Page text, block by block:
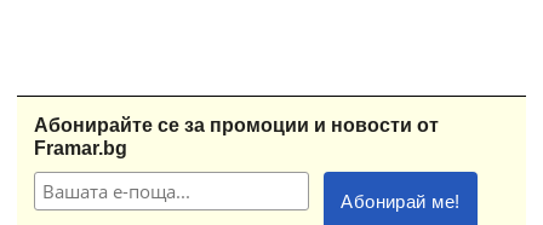
Абонирайте се за промоции и новости от
Framar.bg